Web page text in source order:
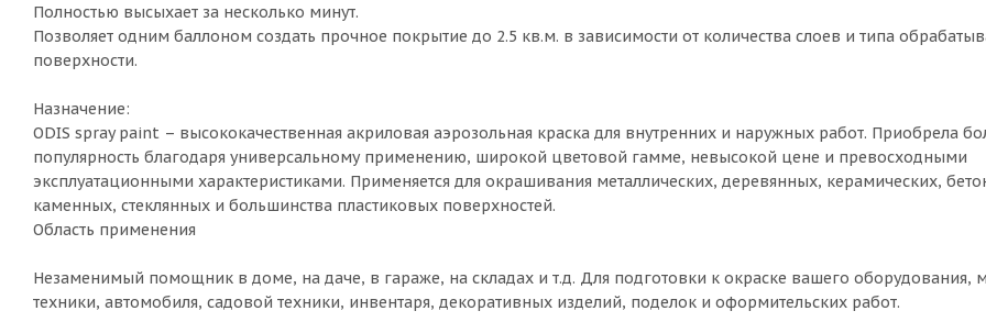
Полностью высыхает за несколько минут.
Позволяет одним баллоном создать прочное покрытие до 2.5 кв.м. в зависимости от количества слоев и типа
поверхности.
Назначение:
ODIS spray paint – высококачественная акриловая аэрозольная краска для внутренних и наружных работ. Приобрела
популярность благодаря универсальному применению, широкой цветовой гамме, невысокой цене и превосходными
эксплуатационными характеристиками. Применяется для окрашивания металлических, деревянных, керамических,
каменных, стеклянных и большинства пластиковых поверхностей.
Область применения
Незаменимый помощник в доме, на даче, в гараже, на складах и т.д. Для подготовки к окраске вашего оборудования,
техники, автомобиля, садовой техники, инвентаря, декоративных изделий, поделок и оформительских работ.